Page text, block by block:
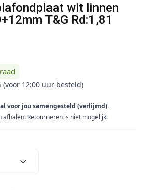
wit linnen
T&G Rd:1,81
12:00 uur besteld)
voor jou samengesteld (verlijmd).
afhalen. Retourneren is niet mogelijk.